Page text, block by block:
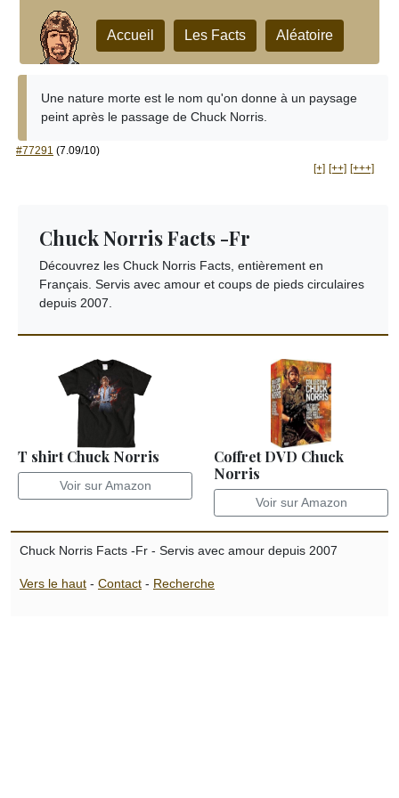
Accueil Les Facts Aléatoire
Une nature morte est le nom qu'on donne à un paysage
peint après le passage de Chuck Norris.
#77291 (7.09/10)
[+] [++] [+++]
Chuck Norris Facts -Fr
Découvrez les Chuck Norris Facts, entièrement en
Français. Servis avec amour et coups de pieds circulaires
depuis 2007.
T shirt Chuck Norris
Voir sur Amazon
Coffret DVD Chuck
Norris
Voir sur Amazon
Chuck Norris Facts -Fr - Servis avec amour depuis 2007
Vers le haut - Contact - Recherche